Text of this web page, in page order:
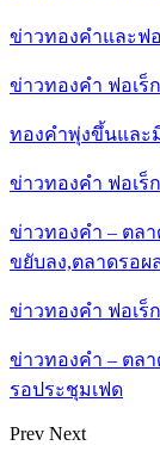
ข่าวทองคำและฟ
ข่าวทองคำ ฟอเร็
ทองคำพุ่งขึ้นและมี
ข่าวทองคำ ฟอเร็
ข่าวทองคำ – ตล
ขยับลง,ตลาดรอผ
ข่าวทองคำ ฟอเร็
ข่าวทองคำ – ตล
รอประชุมเฟด
Prev Next